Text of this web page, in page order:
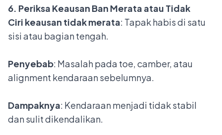
6. Periksa Keausan Ban Merata atau Tidak
Ciri keausan tidak merata: Tapak habis di satu
sisi atau bagian tengah.
Penyebab: Masalah pada toe, camber, atau
alignment kendaraan sebelumnya.
Dampaknya: Kendaraan menjadi tidak stabil
dan sulit dikendalikan.